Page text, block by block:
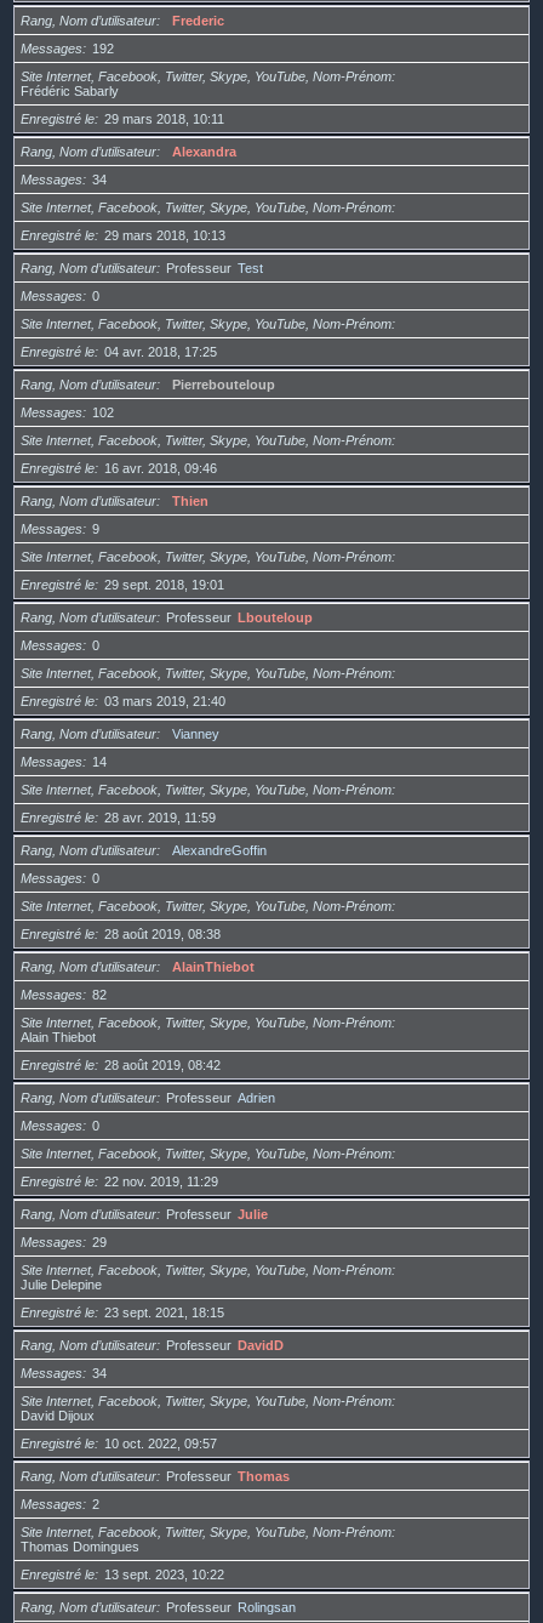
Rang, Nom d’utilisateur
Frederic
Messages
192
Site Internet, Facebook, Twitter, Skype, YouTube, Nom-Prénom
Frédéric Sabarly
Enregistré le
29 mars 2018, 10:11
Rang, Nom d’utilisateur
Alexandra
Messages
34
Site Internet, Facebook, Twitter, Skype, YouTube, Nom-Prénom
Enregistré le
29 mars 2018, 10:13
Rang, Nom d’utilisateur Professeur Test
Messages
0
Site Internet, Facebook, Twitter, Skype, YouTube, Nom-Prénom
Enregistré le
04 avr. 2018, 17:25
Rang, Nom d’utilisateur
Pierrebouteloup
Messages
102
Site Internet, Facebook, Twitter, Skype, YouTube, Nom-Prénom
Enregistré le
16 avr. 2018, 09:46
Rang, Nom d’utilisateur
Thien
Messages
9
Site Internet, Facebook, Twitter, Skype, YouTube, Nom-Prénom
Enregistré le
29 sept. 2018, 19:01
Rang, Nom d’utilisateur Professeur Lbouteloup
Messages
0
Site Internet, Facebook, Twitter, Skype, YouTube, Nom-Prénom
Enregistré le
03 mars 2019, 21:40
Rang, Nom d’utilisateur
Vianney
Messages
14
Site Internet, Facebook, Twitter, Skype, YouTube, Nom-Prénom
Enregistré le
28 avr. 2019, 11:59
Rang, Nom d’utilisateur
AlexandreGoffin
Messages
0
Site Internet, Facebook, Twitter, Skype, YouTube, Nom-Prénom
Enregistré le
28 août 2019, 08:38
Rang, Nom d’utilisateur
AlainThiebot
Messages
82
Site Internet, Facebook, Twitter, Skype, YouTube, Nom-Prénom
Alain Thiebot
Enregistré le
28 août 2019, 08:42
Rang, Nom d’utilisateur Professeur Adrien
Messages
0
Site Internet, Facebook, Twitter, Skype, YouTube, Nom-Prénom
Enregistré le
22 nov. 2019, 11:29
Rang, Nom d’utilisateur Professeur Julie
Messages
29
Site Internet, Facebook, Twitter, Skype, YouTube, Nom-Prénom
Julie Delepine
Enregistré le
23 sept. 2021, 18:15
Rang, Nom d’utilisateur Professeur DavidD
Messages
34
Site Internet, Facebook, Twitter, Skype, YouTube, Nom-Prénom
David Dijoux
Enregistré le
10 oct. 2022, 09:57
Rang, Nom d’utilisateur Professeur Thomas
Messages
2
Site Internet, Facebook, Twitter, Skype, YouTube, Nom-Prénom
Thomas Domingues
Enregistré le
13 sept. 2023, 10:22
Rang, Nom d’utilisateur Professeur Rolingsan